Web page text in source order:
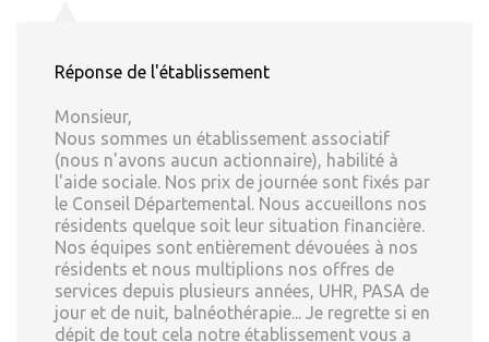
Réponse de l'établissement
Monsieur,
Nous sommes un établissement associatif
(nous n'avons aucun actionnaire), habilité à
l'aide sociale. Nos prix de journée sont fixés par
le Conseil Départemental. Nous accueillons nos
résidents quelque soit leur situation financière.
Nos équipes sont entièrement dévouées à nos
résidents et nous multiplions nos offres de
services depuis plusieurs années, UHR, PASA de
jour et de nuit, balnéothérapie... Je regrette si en
dépit de tout cela notre établissement vous a